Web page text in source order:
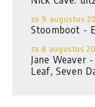
zo 9 augustus
Stoomboot -
za 8 augustus
Jane Weaver
Leaf, Seven